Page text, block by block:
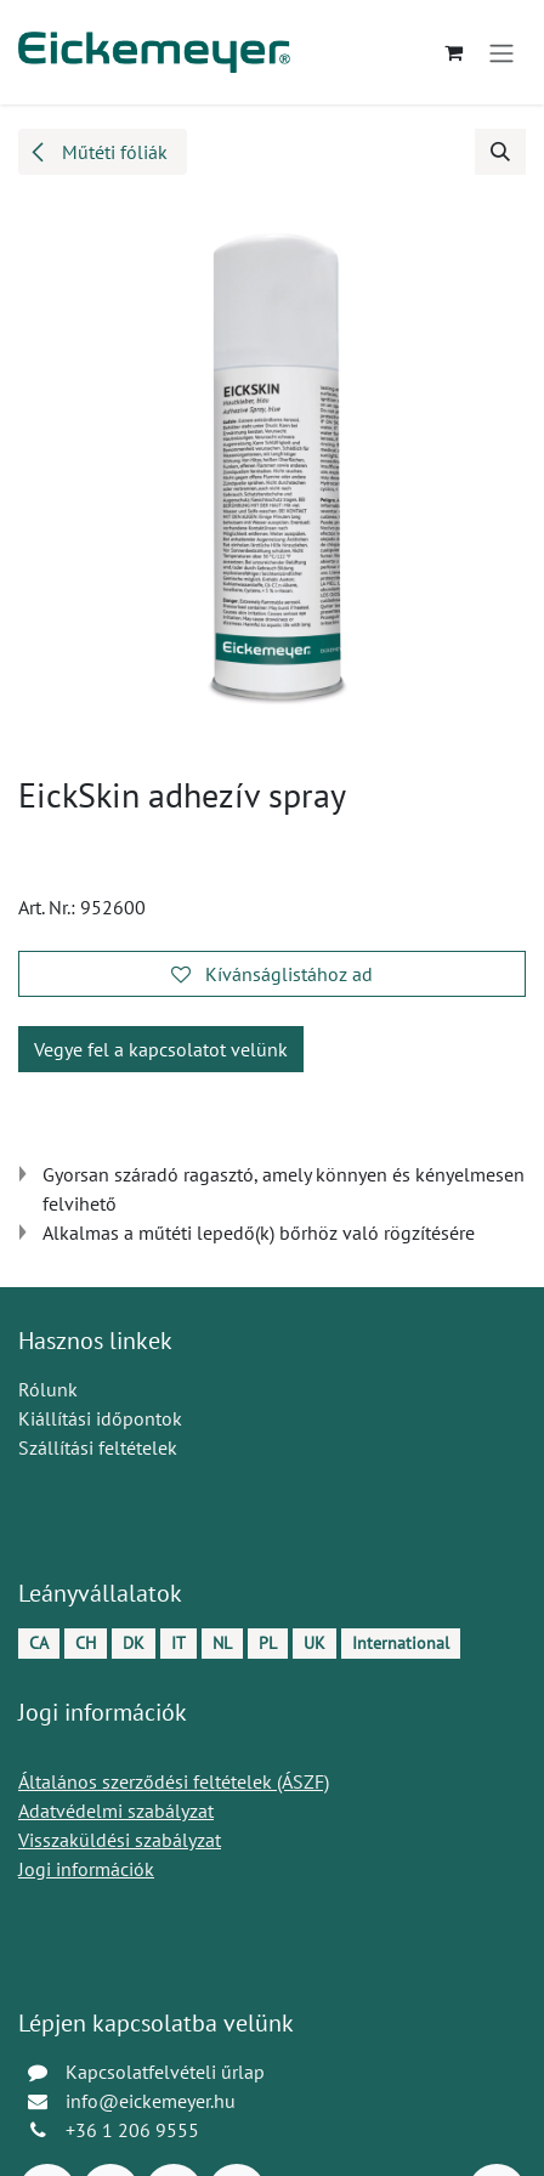
Műtéti fóliák
EickSkin adhezív spray
Art. Nr.: 952600
Kívánságlistához ad
Vegye fel a kapcsolatot velünk
Gyorsan száradó ragasztó, amely könnyen és kényelmesen
felvihető
Alkalmas a műtéti lepedő(k) bőrhöz való rögzítésére
Hasznos linkek
Rólunk
Kiállítási időpontok
Szállítási feltételek
Leányvállalatok
CA CH DK IT NL PL UK International
Jogi információk
Általános szerződési feltételek (ÁSZF)
Adatvédelmi szabályzat
Visszaküldési szabályzat
Jogi információk
Lépjen kapcsolatba velünk
Kapcsolatfelvételi űrlap
info@eickemeyer.hu
+36 1 206 9555